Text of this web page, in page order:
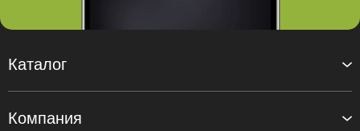
Каталог
Компания